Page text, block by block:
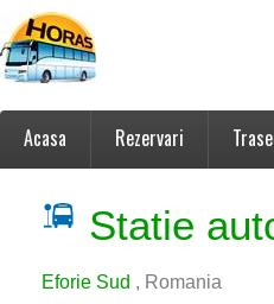
Acasa Rezervari
Statie
Eforie Sud , Romania